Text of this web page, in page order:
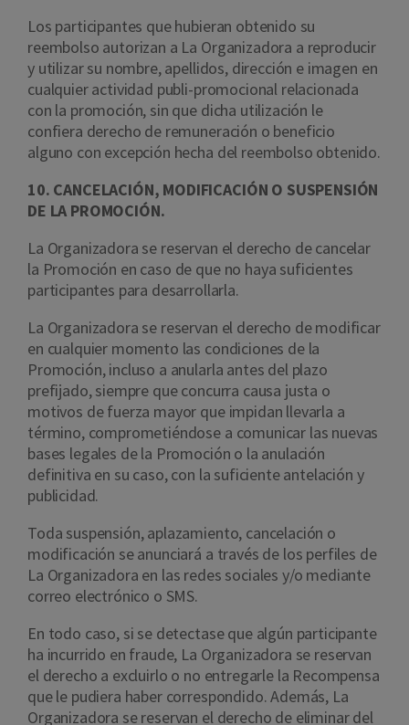
Los participantes que hubieran obtenido su
reembolso autorizan a La Organizadora a reproducir
y utilizar su nombre, apellidos, dirección e imagen en
cualquier actividad publi-promocional relacionada
con la promoción, sin que dicha utilización le
confiera derecho de remuneración o beneficio
alguno con excepción hecha del reembolso obtenido.
10. CANCELACIÓN, MODIFICACIÓN O SUSPENSIÓN
DE LA PROMOCIÓN.
La Organizadora se reservan el derecho de cancelar
la Promoción en caso de que no haya suficientes
participantes para desarrollarla.
La Organizadora se reservan el derecho de modificar
en cualquier momento las condiciones de la
Promoción, incluso a anularla antes del plazo
prefijado, siempre que concurra causa justa o
motivos de fuerza mayor que impidan llevarla a
término, comprometiéndose a comunicar las nuevas
bases legales de la Promoción o la anulación
definitiva en su caso, con la suficiente antelación y
publicidad.
Toda suspensión, aplazamiento, cancelación o
modificación se anunciará a través de los perfiles de
La Organizadora en las redes sociales y/o mediante
correo electrónico o SMS.
En todo caso, si se detectase que algún participante
ha incurrido en fraude, La Organizadora se reservan
el derecho a excluirlo o no entregarle la Recompensa
que le pudiera haber correspondido. Además, La
Organizadora se reservan el derecho de eliminar del